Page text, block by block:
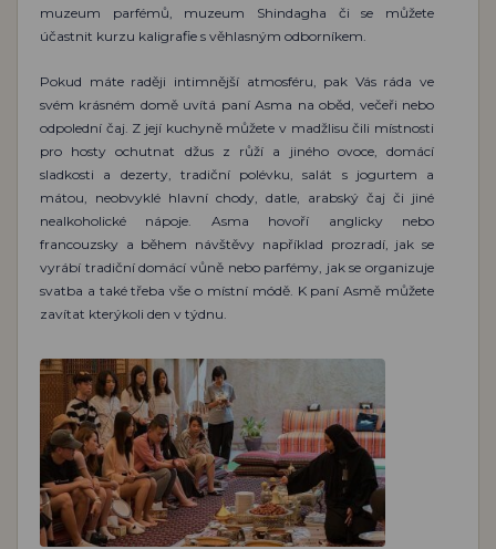
muzeum parfémů, muzeum Shindagha či se můžete
účastnit kurzu kaligrafie s věhlasným odborníkem.
Pokud máte raději intimnější atmosféru, pak Vás ráda ve
svém krásném domě uvítá paní Asma na oběd, večeři nebo
odpolední čaj. Z její kuchyně můžete v madžlisu čili místnosti
pro hosty ochutnat džus z růží a jiného ovoce, domácí
sladkosti a dezerty, tradiční polévku, salát s jogurtem a
mátou, neobvyklé hlavní chody, datle, arabský čaj či jiné
nealkoholické nápoje. Asma hovoří anglicky nebo
francouzsky a během návštěvy například prozradí, jak se
vyrábí tradiční domácí vůně nebo parfémy, jak se organizuje
svatba a také třeba vše o místní módě. K paní Asmě můžete
zavítat kterýkoli den v týdnu.